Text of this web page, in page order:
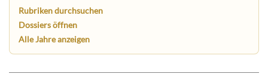
Rubriken durchsuchen
Dossiers öffnen
Alle Jahre anzeigen